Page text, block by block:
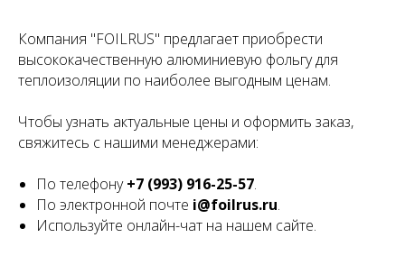
Компания "FOILRUS" предлагает приобрести
высококачественную алюминиевую фольгу для
теплоизоляции по наиболее выгодным ценам.
Чтобы узнать актуальные цены и оформить заказ,
свяжитесь с нашими менеджерами:
По телефону+7 (993) 916-25-57.
По электронной почте i@foilrus.ru.
Используйте онлайн-чат на нашем сайте.